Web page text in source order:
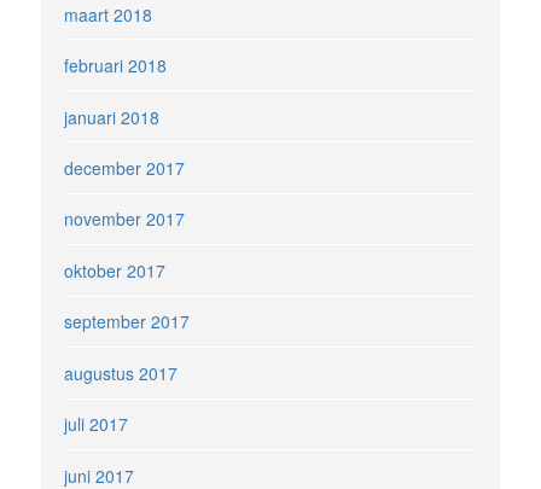
maart 2018
februari 2018
januari 2018
december 2017
november 2017
oktober 2017
september 2017
augustus 2017
juli 2017
juni 2017